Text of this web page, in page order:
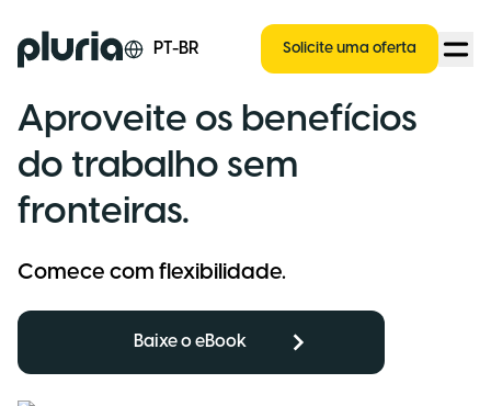
Logo Pluria PT-BR Solicite uma oferta
Aproveite os benefícios
do trabalho sem
fronteiras.
Comece com flexibilidade.
Baixe o eBook